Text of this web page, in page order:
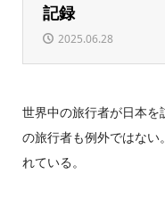
記録
2025.06.28
世界中の旅行者が日本を
の旅行者も例外ではない
れている。